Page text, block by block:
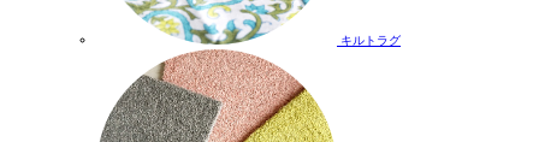
キルトラグ